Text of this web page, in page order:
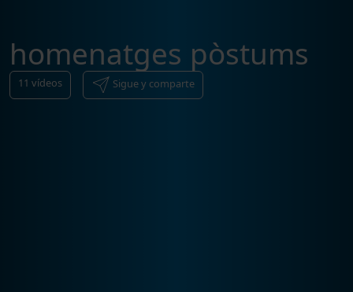
homenatges pòstums
11 vídeos Sigue y comparte